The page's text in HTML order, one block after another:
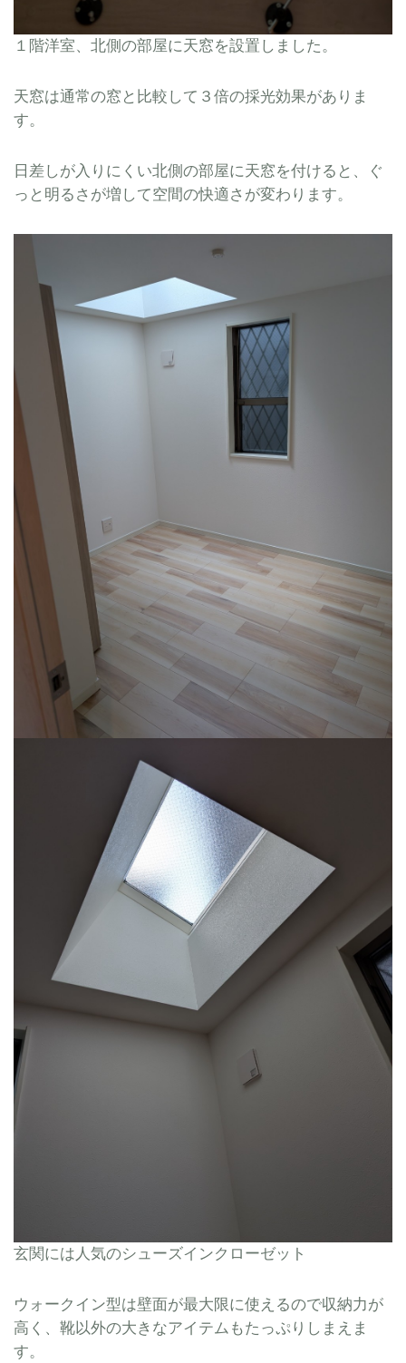
１階洋室、北側の部屋に天窓を設置しました。
天窓は通常の窓と比較して３倍の採光効果がありま
す。
日差しが入りにくい北側の部屋に天窓を付けると、ぐ
っと明るさが増して空間の快適さが変わります。
玄関には人気のシューズインクローゼット
ウォークイン型は壁面が最大限に使えるので収納力が
高く、靴以外の大きなアイテムもたっぷりしまえま
す。